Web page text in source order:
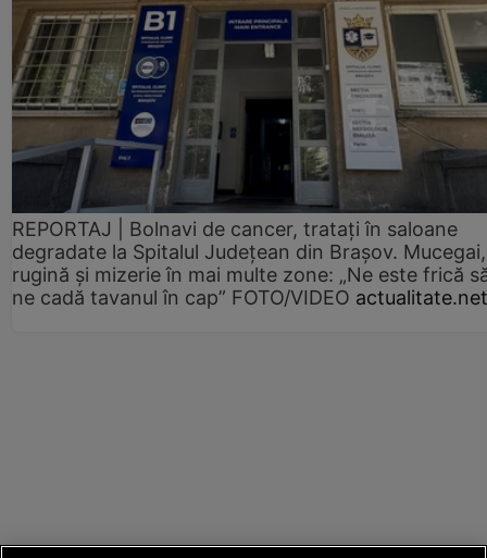
REPORTAJ | Bolnavi de cancer, tratați în saloane
degradate la Spitalul Județean din Brașov. Mucegai,
rugină și mizerie în mai multe zone: „Ne este frică
ne cadă tavanul în cap” FOTO/VIDEO actualitate.net